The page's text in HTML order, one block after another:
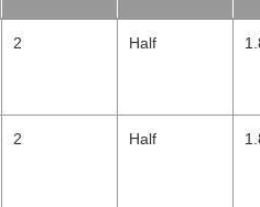
2 Half
2 Half